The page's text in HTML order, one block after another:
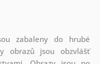
zabaleny do hrubé
obrazů jsou obzvlášť